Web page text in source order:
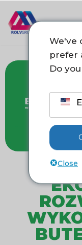
Przejdź
We've
prefer
Do
Close